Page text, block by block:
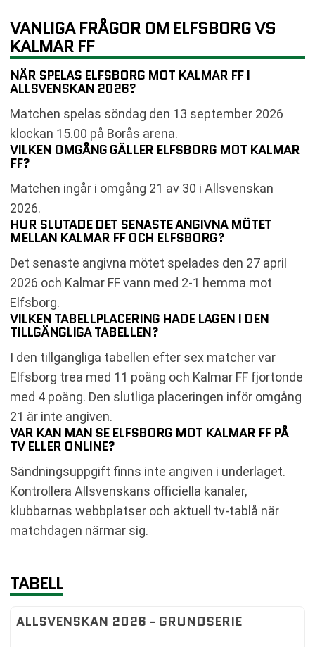
VANLIGA FRÅGOR OM ELFSBORG VS
KALMAR FF
NÄR SPELAS ELFSBORG MOT KALMAR FF I
ALLSVENSKAN 2026?
Matchen spelas söndag den 13 september 2026
klockan 15.00 på Borås arena.
VILKEN OMGÅNG GÄLLER ELFSBORG MOT KALMAR
FF?
Matchen ingår i omgång 21 av 30 i Allsvenskan
2026.
HUR SLUTADE DET SENASTE ANGIVNA MÖTET
MELLAN KALMAR FF OCH ELFSBORG?
Det senaste angivna mötet spelades den 27 april
2026 och Kalmar FF vann med 2-1 hemma mot
Elfsborg.
VILKEN TABELLPLACERING HADE LAGEN I DEN
TILLGÄNGLIGA TABELLEN?
I den tillgängliga tabellen efter sex matcher var
Elfsborg trea med 11 poäng och Kalmar FF fjortonde
med 4 poäng. Den slutliga placeringen inför omgång
21 är inte angiven.
VAR KAN MAN SE ELFSBORG MOT KALMAR FF PÅ
TV ELLER ONLINE?
Sändningsuppgift finns inte angiven i underlaget.
Kontrollera Allsvenskans officiella kanaler,
klubbarnas webbplatser och aktuell tv-tablå när
matchdagen närmar sig.
TABELL
ALLSVENSKAN 2026 - GRUNDSERIE